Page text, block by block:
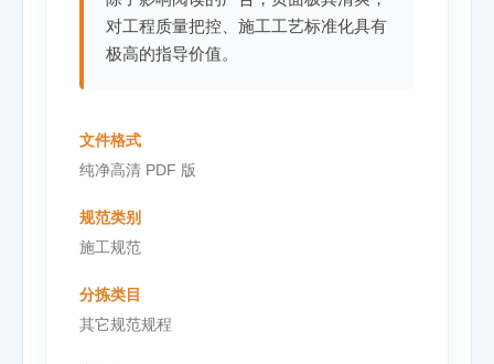
对工程质量把控、施工工艺标准化具有
极高的指导价值。
文件格式
纯净高清 PDF 版
规范类别
施工规范
分拣类目
其它规范规程